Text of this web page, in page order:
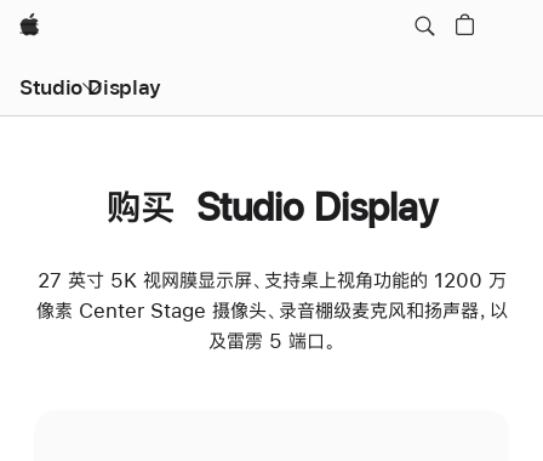
Apple
Studio Display
购买 Studio Display
27 英寸 5K 视网膜显示屏、支持桌上视角功能的 1200 万
像素 Center Stage 摄像头、录音棚级麦克风和扬声器，以
及雷雳 5 端口。